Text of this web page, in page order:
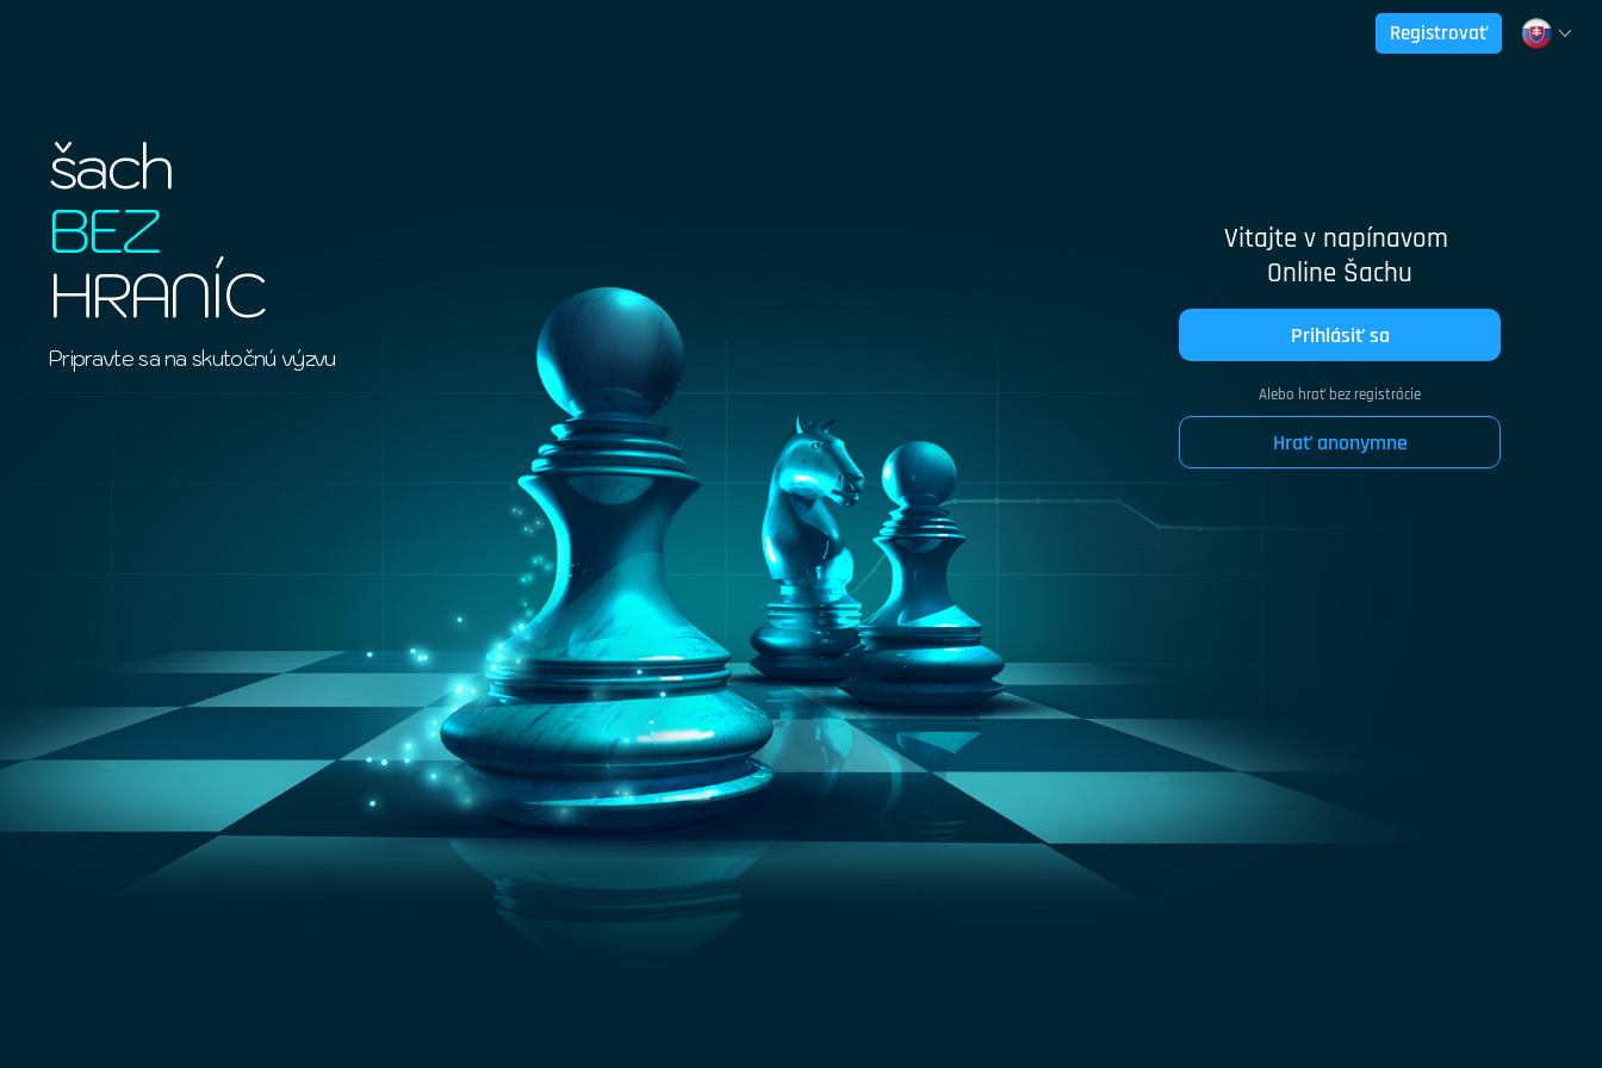
Registrovať
šach
BEZ
HRANÍC
Pripravte sa na skutočnú výzvu
Vitajte v napínavom
Online Šachu
Prihlásiť sa
Alebo hrať bez registrácie
Hrať anonymne